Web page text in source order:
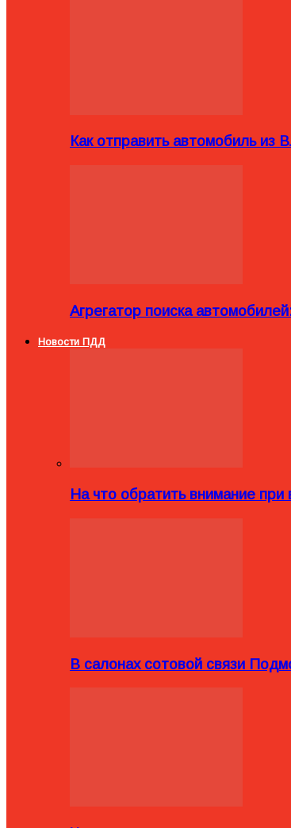
Как отправить автомобиль из
Агрегатор поиска
Новости ПДД
На что обратить внимание при
В салонах сотовой связи